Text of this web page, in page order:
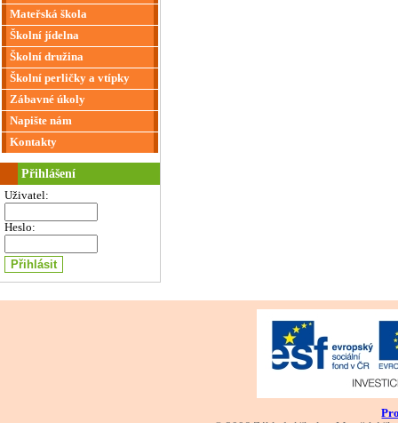
Mateřská škola
Školní jídelna
Školní družina
Školní perličky a vtípky
Zábavné úkoly
Napište nám
Kontakty
Přihlášení
Uživatel:
Heslo: